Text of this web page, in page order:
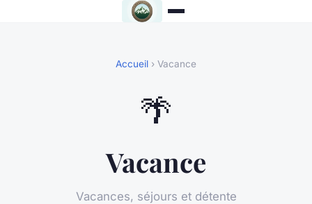
Accueil › Vacance
🌴
Vacance
Vacances, séjours et détente